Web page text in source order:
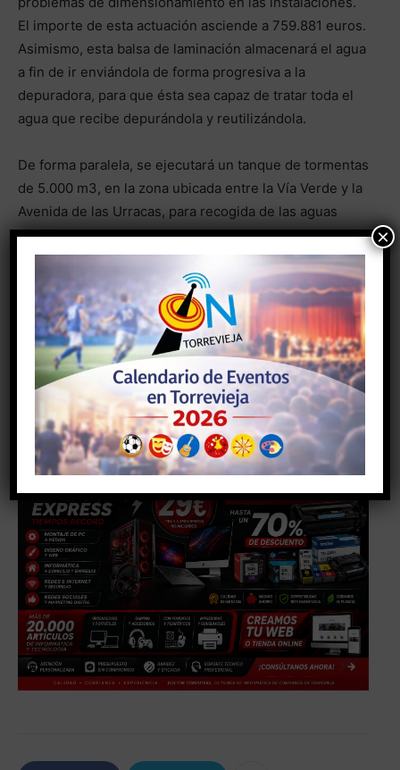
El importe de esta actuación asciende a 759.881 euros.
Asimismo, esta balsa de laminación almacenará el agua
a fin de ir enviándola de forma progresiva a la
depuradora, para que ésta sea capaz de tratar toda el
agua que recibe depurándola y reutilizándola.
De forma paralela, se ejecutará un tanque de tormentas
de 5.000 m3, en la zona ubicada entre la Vía Verde y la
Avenida de las Urracas, para recogida de las aguas
pluviales en la subcuenca 13, ubicada en la cuenca C8
“Oeste CN332”, y que cuenta con una inversión de
1.184.327 euros. Las aguas almacenadas serán
enviadas tras las lluvias hacia la red de alcantarillado,
para su posterior depuración y reutilización.
- Anuncio -
×